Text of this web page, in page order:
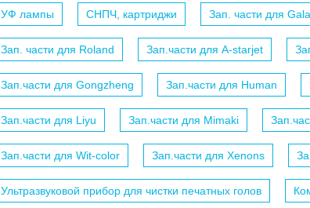
УФ лампы СНПЧ, картриджи Зап. части для
Зап. части для Roland Зап.части для A-starjet
Зап.части для Gongzheng Зап.части для Human
Зап.части для Liyu Зап.части для Mimaki
Зап.части для Wit-color Зап.части для Xenons
Ультразвуковой прибор для чистки печатных голов